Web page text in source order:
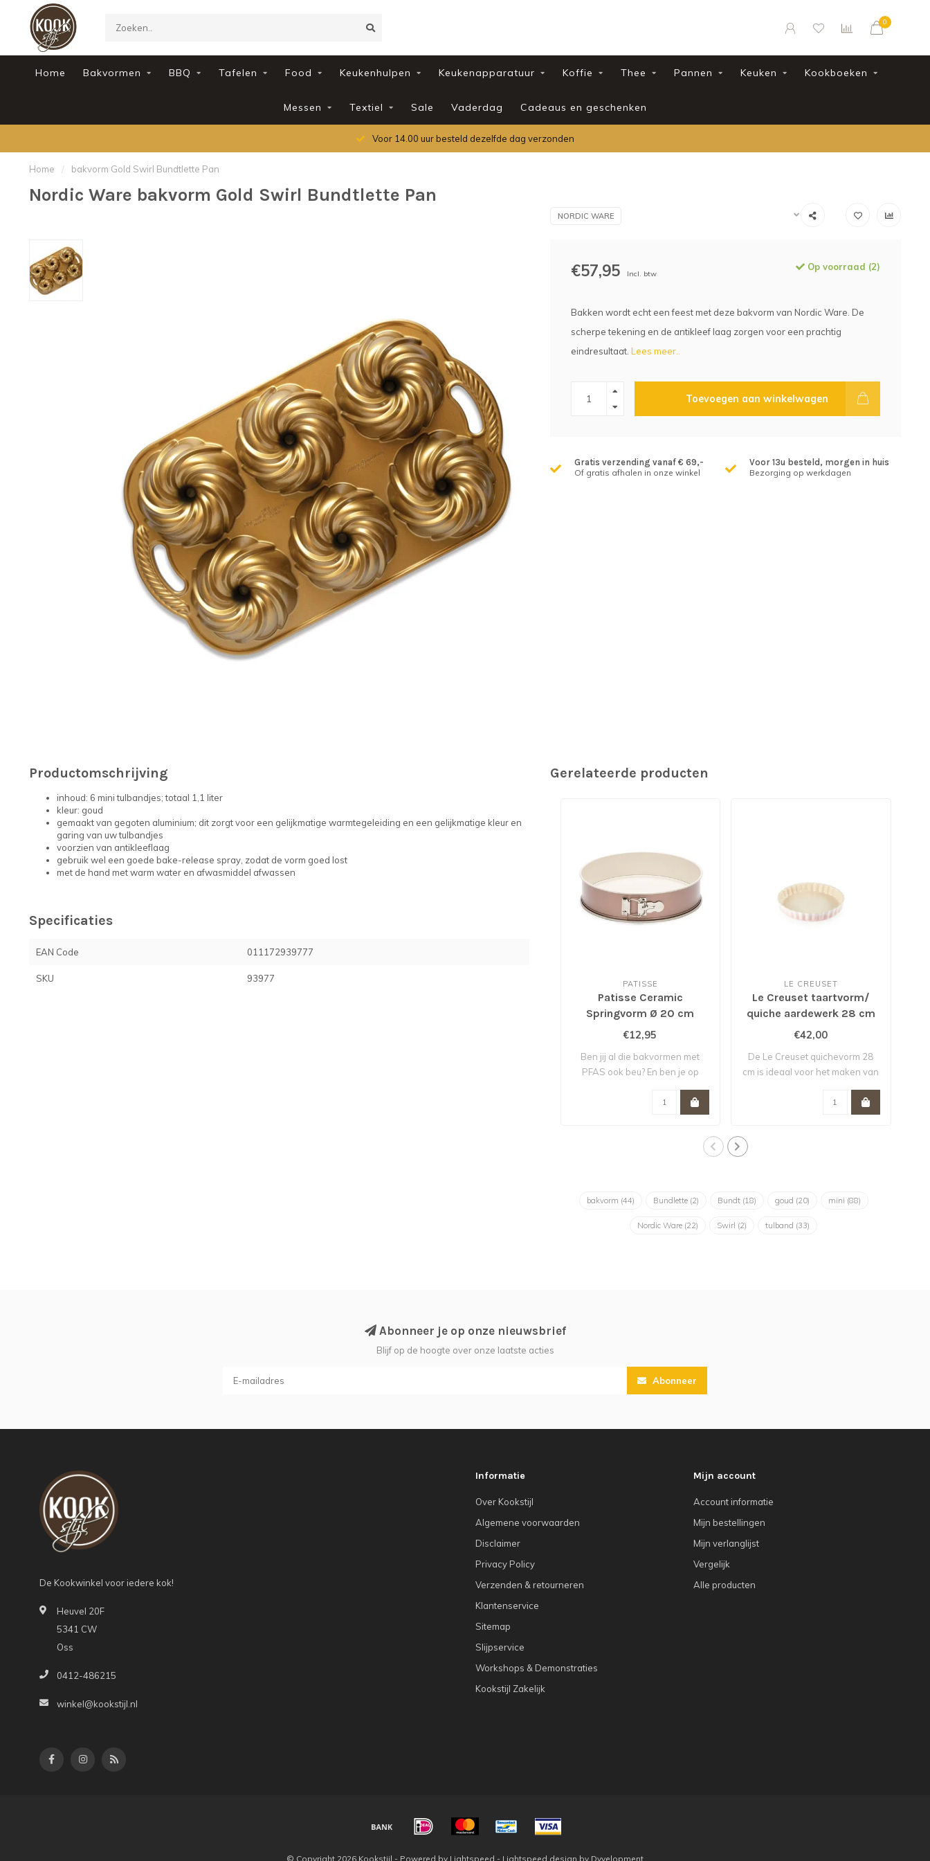
0
Home Bakvormen BBQ Tafelen Food Keukenhulpen Keukenapparatuur Koffie Thee Pannen Keuken Kookboeken
Messen Textiel Sale Vaderdag Cadeaus en geschenken
Voor 14.00 uur besteld dezelfde dag verzonden
Home / bakvorm Gold Swirl Bundtlette Pan
Nordic Ware bakvorm Gold Swirl Bundtlette Pan
NORDIC WARE
€57,95 Incl. btw
Op voorraad (2)
Bakken wordt echt een feest met deze bakvorm van Nordic Ware. De
scherpe tekening en de antikleef laag zorgen voor een prachtig
eindresultaat. Lees meer..
Toevoegen aan winkelwagen
Gratis verzending vanaf € 69,-
Of gratis afhalen in onze winkel
Voor 13u besteld, morgen in huis
Bezorging op werkdagen
Productomschrijving
inhoud: 6 mini tulbandjes; totaal 1,1 liter
kleur: goud
gemaakt van gegoten aluminium; dit zorgt voor een gelijkmatige warmtegeleiding en een gelijkmatige kleur en
garing van uw tulbandjes
voorzien van antikleeflaag
gebruik wel een goede bake-release spray, zodat de vorm goed lost
met de hand met warm water en afwasmiddel afwassen
Specificaties
EAN Code 011172939777
SKU 93977
Gerelateerde producten
PATISSE
Patisse Ceramic
Springvorm Ø 20 cm
€12,95
Ben jij al die bakvormen met
PFAS ook beu? En ben je op
LE CREUSET
Le Creuset taartvorm/
quiche aardewerk 28 cm
Shell Pink actie van 55,-
€42,00
De Le Creuset quichevorm 28
cm is ideaal voor het maken van
bakvorm (44) Bundlette (2) Bundt (18) goud (20) mini (88)
Nordic Ware (22) Swirl (2) tulband (33)
Abonneer je op onze nieuwsbrief
Blijf op de hoogte over onze laatste acties
Abonneer
De Kookwinkel voor iedere kok!
Heuvel 20F
5341 CW
Oss
0412-486215
winkel@kookstijl.nl
Informatie
Over Kookstijl
Algemene voorwaarden
Disclaimer
Privacy Policy
Verzenden & retourneren
Klantenservice
Sitemap
Slijpservice
Workshops & Demonstraties
Kookstijl Zakelijk
Mijn account
Account informatie
Mijn bestellingen
Mijn verlanglijst
Vergelijk
Alle producten
© Copyright 2026 Kookstijl - Powered by Lightspeed - Lightspeed design by Dyvelopment